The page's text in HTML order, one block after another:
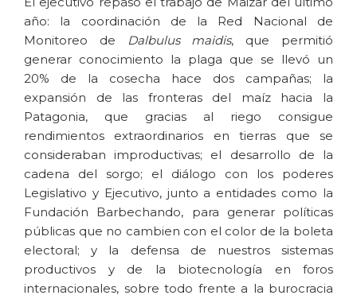
año: la coordinación de la Red Nacional de
Monitoreo de Dalbulus maidis, que permitió
generar conocimiento la plaga que se llevó un
20% de la cosecha hace dos campañas; la
expansión de las fronteras del maíz hacia la
Patagonia, que gracias al riego consigue
rendimientos extraordinarios en tierras que se
consideraban improductivas; el desarrollo de la
cadena del sorgo; el diálogo con los poderes
Legislativo y Ejecutivo, junto a entidades como la
Fundación Barbechando, para generar políticas
públicas que no cambien con el color de la boleta
electoral; y la defensa de nuestros sistemas
productivos y de la biotecnología en foros
internacionales, sobre todo frente a la burocracia